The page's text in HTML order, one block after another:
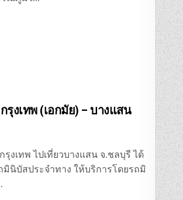
รุงเทพ (เอกมัย) – บางแสน
งเทพ ไปเที่ยวบางแสน จ.ชลบุรี ได้
นิบัสประจำทาง ให้บริการโดยรถมิ